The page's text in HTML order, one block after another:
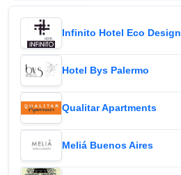
Infinito Hotel Eco Design
Hotel Bys Palermo
Qualitar Apartments
Meliá Buenos Aires